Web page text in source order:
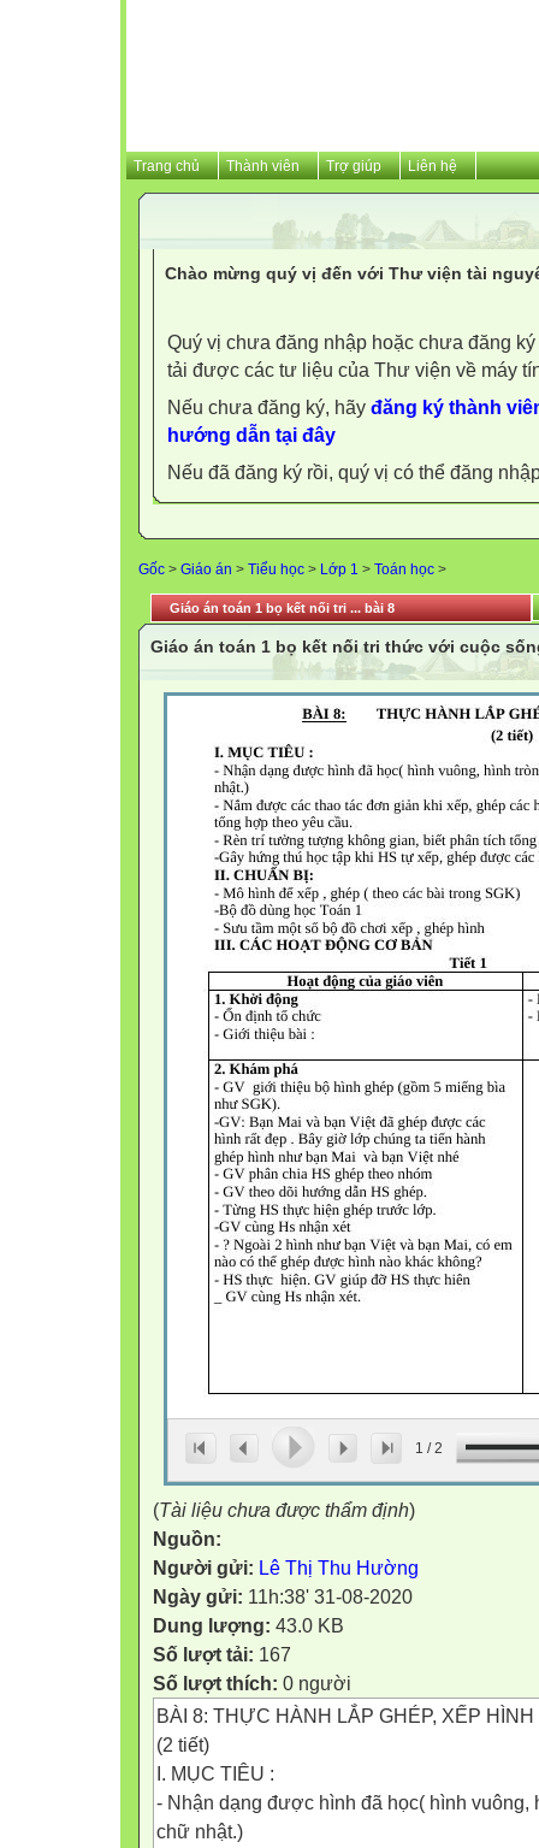
Trang chủ Thành viên Trợ giúp Liên hệ
Chào mừng quý vị đến với Thư viện tài
Quý vị chưa đăng nhập hoặc chưa đăng
tải được các tư liệu của Thư viện về máy
Nếu chưa đăng ký, hãy đăng ký thành
hướng dẫn tại đây
Nếu đã đăng ký rồi, quý vị có thể đăng
Gốc > Giáo án > Tiểu học > Lớp 1 > Toán học >
Giáo án toán 1 bọ kết nối tri ... bài 8
Giáo án toán 1 bọ kết nối tri thức với cuộc
1 /2
(Tài liệu chưa được thẩm định)
Nguồn:
Người gửi: Lê Thị Thu Hường
Ngày gửi: 11h:38' 31-08-2020
Dung lượng: 43.0 KB
Số lượt tải: 167
Số lượt thích: 0 người
BÀI 8: THỰC HÀNH LẮP GHÉP, XẾP HÌNH
(2 tiết)
I. MỤC TIÊU :
- Nhận dạng được hình đã học( hình vuông,
chữ nhật.)